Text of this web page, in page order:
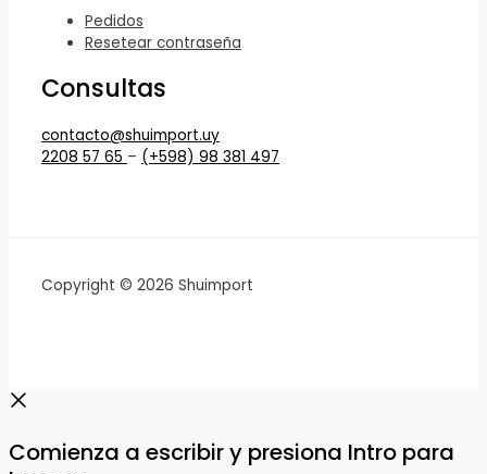
Pedidos
Resetear contraseña
Consultas
contacto@shuimport.uy
2208 57 65 – (+598) 98 381 497
Copyright © 2026 Shuimport
Comienza a escribir y presiona Intro para